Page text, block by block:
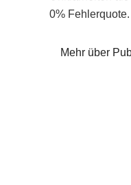
0% Fehlerquote.
Mehr über